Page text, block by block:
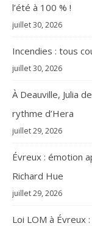
l’été à 100 % !
juillet 30, 2026
Incendies : tous
juillet 30, 2026
À Deauville, Julia
rythme d’Hera
juillet 29, 2026
Évreux : émotion
Richard Hue
juillet 29, 2026
Loi LOM à Évreux